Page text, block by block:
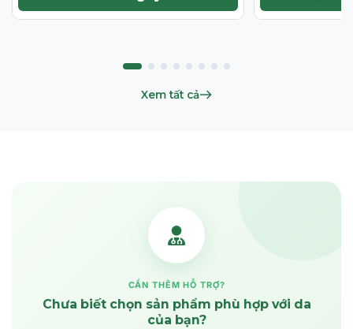
Xem tất cả
CẦN THÊM HỖ TRỢ?
Chưa biết chọn sản phẩm phù hợp với da
của bạn?